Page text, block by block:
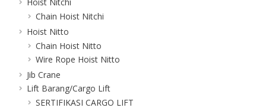
Chain Hoist Nitchi
Hoist Nitto
Chain Hoist Nitto
Wire Rope Hoist Nitto
Jib Crane
Lift Barang/Cargo Lift
SERTIFIKASI CARGO LIFT